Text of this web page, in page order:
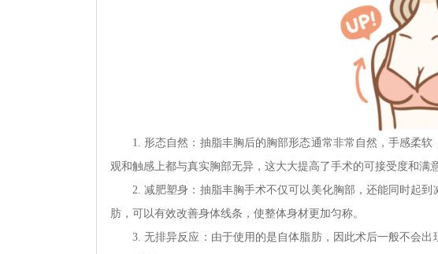
1. 形态自然：抽脂丰胸后的胸部形态通常非常自然，手感柔
观和触感上都与真实胸部无异，这大大提高了手术的可接受度和满意
2. 减肥塑身：抽脂丰胸手术不仅可以美化胸部，还能同时起
肪，可以有效改善身体线条，使整体身材更加匀称。
3. 无排异反应：由于使用的是自体脂肪，因此术后一般不会